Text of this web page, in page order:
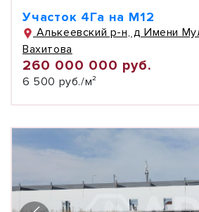
Участок 4Га на М12
Алькеевский р-н, д Имени
Вахитова
260 000 000 руб.
6 500 руб./м²